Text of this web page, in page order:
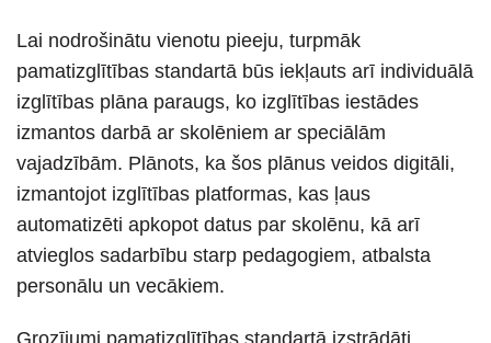
Lai nodrošinātu vienotu pieeju, turpmāk
pamatizglītības standartā būs iekļauts arī individuālā
izglītības plāna paraugs, ko izglītības iestādes
izmantos darbā ar skolēniem ar speciālām
vajadzībām. Plānots, ka šos plānus veidos digitāli,
izmantojot izglītības platformas, kas ļaus
automatizēti apkopot datus par skolēnu, kā arī
atvieglos sadarbību starp pedagogiem, atbalsta
personālu un vecākiem.
Grozījumi pamatizglītības standartā izstrādāti,